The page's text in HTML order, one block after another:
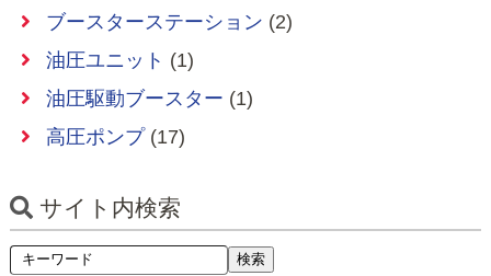
ブースターステーション (2)
油圧ユニット (1)
油圧駆動ブースター (1)
高圧ポンプ(17)
サイト内検索